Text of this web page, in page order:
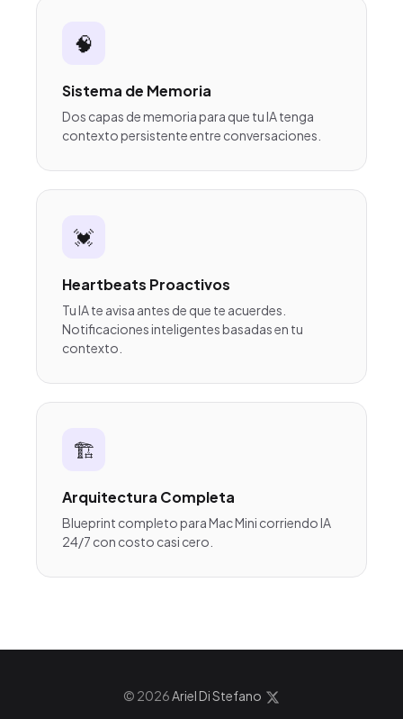
🧠
Sistema de Memoria
Dos capas de memoria para que tu IA tenga
contexto persistente entre conversaciones.
💓
Heartbeats Proactivos
Tu IA te avisa antes de que te acuerdes.
Notificaciones inteligentes basadas en tu
contexto.
🏗️
Arquitectura Completa
Blueprint completo para Mac Mini corriendo IA
24/7 con costo casi cero.
© 2026Ariel Di Stefano